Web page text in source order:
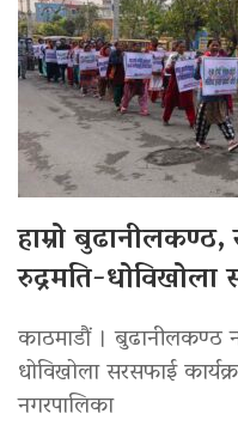
हाम्रो बुढानीलकण्ठ,
रुद्रमति-
काठमाडौं । बुढानीलकण्ठ
धोविखोला सरसफाई
नगरपालिका